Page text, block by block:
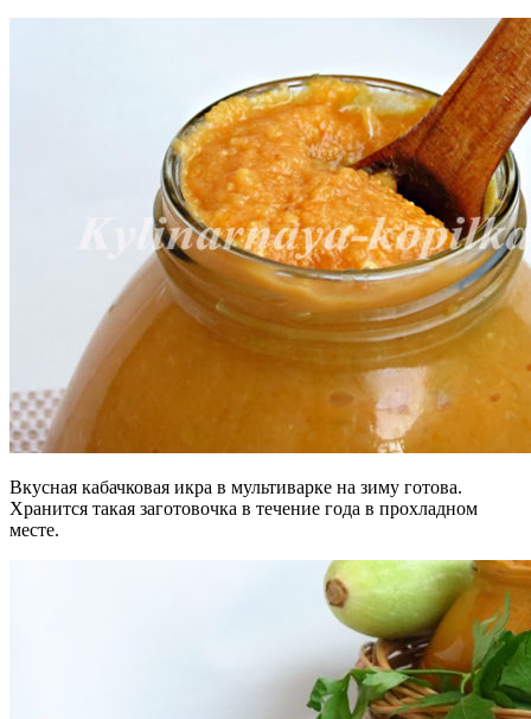
Вкусная кабачковая икра в мультиварке на зиму готова.
Хранится такая заготовочка в течение года в прохладном
месте.